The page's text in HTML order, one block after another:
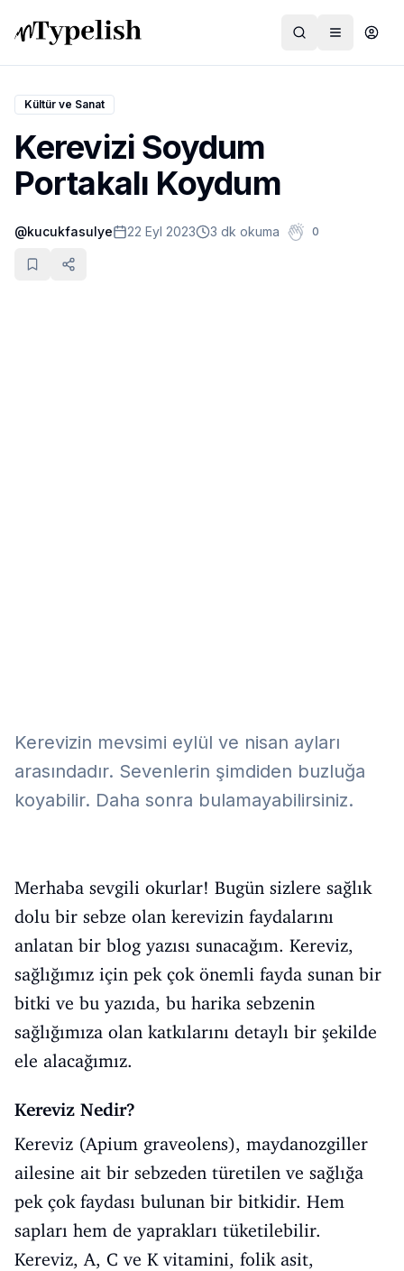
Dünya
Film ve Dizi
Kültür ve Sanat
Sağlık
Kültür ve Sanat
Kerevizi Soydum
Portakalı Koydum
@kucukfasulye 22 Eyl 2023 3 dk okuma 0
Kerevizin mevsimi eylül ve nisan ayları
arasındadır. Sevenlerin şimdiden buzluğa
koyabilir. Daha sonra bulamayabilirsiniz.
Merhaba sevgili okurlar! Bugün sizlere sağlık
dolu bir sebze olan kerevizin faydalarını
anlatan bir blog yazısı sunacağım. Kereviz,
sağlığımız için pek çok önemli fayda sunan bir
bitki ve bu yazıda, bu harika sebzenin
sağlığımıza olan katkılarını detaylı bir şekilde
ele alacağımız.
Kereviz Nedir?
Kereviz (Apium graveolens), maydanozgiller
ailesine ait bir sebzeden türetilen ve sağlığa
pek çok faydası bulunan bir bitkidir. Hem
sapları hem de yaprakları tüketilebilir.
Kereviz, A, C ve K vitamini, folik asit,